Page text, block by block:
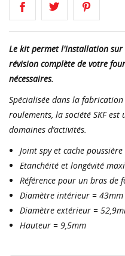
Le kit permet l'installation sur
révision complète de votre
nécessaires.
Spécialisée dans la fabrication
roulements, la société SKF
domaines d’activités.
Joint spy et cache
Etanchéité et longévité
Référence pour un bras de
Diamètre intérieur = 43mm
Diamètre extérieur =
Hauteur = 9,5mm